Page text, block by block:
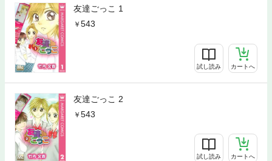
友達ごっこ 1
543
試し読み カートへ
友達ごっこ 2
543
試し読み カートへ